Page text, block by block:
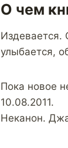
О чем
Издевается.
улыбается,
Пока новое
10.08.2011.
Неканон.